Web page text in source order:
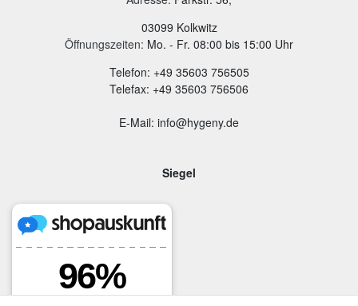
03099 Kolkwitz
Öffnungszeiten: Mo. - Fr. 08:00 bis 15:00 Uhr
Telefon: +49 35603 756505
Telefax: +49 35603 756506
E-Mail: info@hygeny.de
Siegel